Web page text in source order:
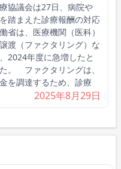
協議会は27日、病院や
踏まえた診療報酬の対応
省は、医療機関（医科）
渡（ファクタリング）な
2024年度に急増したと
。 ファクタリングは、
を調達するため、診療
2025年8月29日